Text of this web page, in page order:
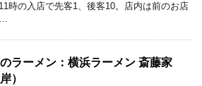
時の入店で先客1、後客10。店内は前のお店
ラーメン：横浜ラーメン 斎藤家
）